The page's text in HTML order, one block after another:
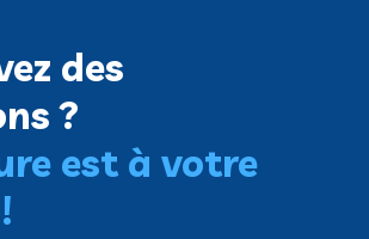
des
?
est à votre